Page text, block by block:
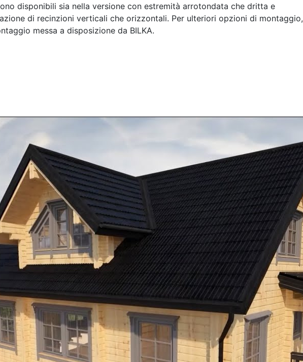
disponibili sia nella versione con estremità arrotondata che dritta e
di recinzioni verticali che orizzontali. Per ulteriori opzioni di montaggio,
messa a disposizione da BILKA.